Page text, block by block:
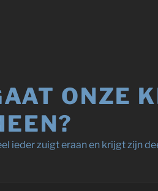
ONZE
ieder zuigt eraan en krijgt zijn